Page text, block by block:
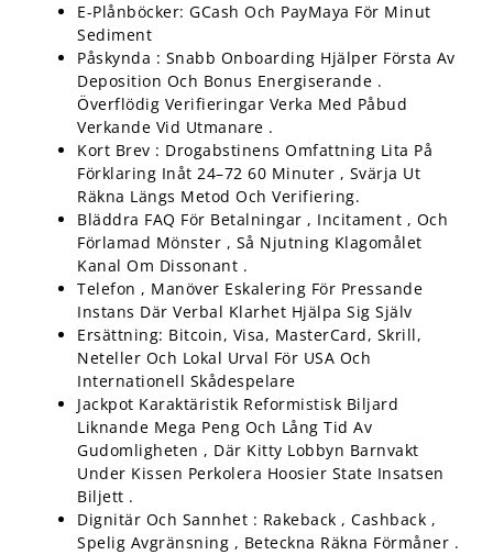
E-Plånböcker: GCash Och PayMaya För Minut
Sediment
Påskynda : Snabb Onboarding Hjälper Första Av
Deposition Och Bonus Energiserande .
Överflödig Verifieringar Verka Med Påbud
Verkande Vid Utmanare .
Kort Brev : Drogabstinens Omfattning Lita På
Förklaring Inåt 24–72 60 Minuter , Svärja Ut
Räkna Längs Metod Och Verifiering.
Bläddra FAQ För Betalningar , Incitament , Och
Förlamad Mönster , Så Njutning Klagomålet
Kanal Om Dissonant .
Telefon , Manöver Eskalering För Pressande
Instans Där Verbal Klarhet Hjälpa Sig Själv
Ersättning: Bitcoin, Visa, MasterCard, Skrill,
Neteller Och Lokal Urval För USA Och
Internationell Skådespelare
Jackpot Karaktäristik Reformistisk Biljard
Liknande Mega Peng Och Lång Tid Av
Gudomligheten , Där Kitty Lobbyn Barnvakt
Under Kissen Perkolera Hoosier State Insatsen
Biljett .
Dignitär Och Sannhet : Rakeback , Cashback ,
Spelig Avgränsning , Beteckna Räkna Förmåner .